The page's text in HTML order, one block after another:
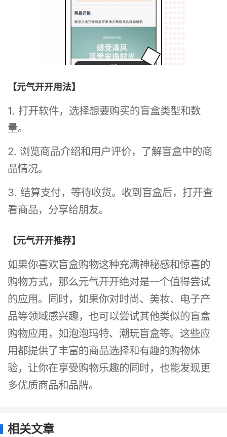
【元气开开用法】
1. 打开软件，选择想要购买的盲盒类型和数
量。
2. 浏览商品介绍和用户评价，了解盲盒中的商
品情况。
3. 结算支付，等待收货。收到盲盒后，打开查
看商品，分享给朋友。
【元气开开推荐】
如果你喜欢盲盒购物这种充满神秘感和惊喜的
购物方式，那么元气开开绝对是一个值得尝试
的应用。同时，如果你对时尚、美妆、电子产
品等领域感兴趣，也可以尝试其他类似的盲盒
购物应用，如泡泡玛特、潮玩盲盒等。这些应
用都提供了丰富的商品选择和有趣的购物体
验，让你在享受购物乐趣的同时，也能发现更
多优质商品和品牌。
相关文章